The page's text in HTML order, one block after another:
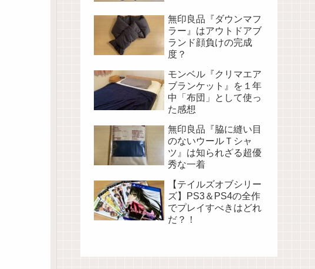
無印良品『ダウンマフ
ラー』はアウトドアブ
ランド顔負けの完成
度？
モンベル『クリマエア
ブランケット』を１年
中「布団」として使っ
た感想
無印良品『脇に縫い目
のないウールＴシャ
ツ』は知られざる超優
秀な一着
【テイルズオブシリー
ズ】PS3＆PS4の全作
でプレイすべきはどれ
だ？！